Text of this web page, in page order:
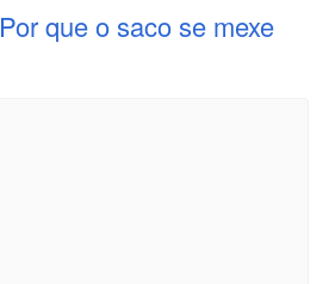
Por que o saco se mexe